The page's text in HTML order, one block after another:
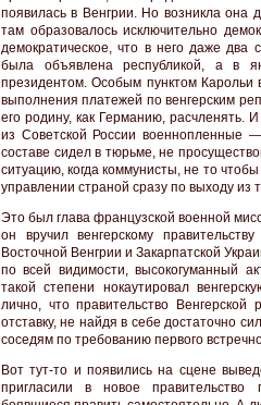
появилась в Венгрии. Но возникла она
там образовалось исключительно
демократическое, что в него даже
была объявлена республикой, а в
президентом. Особым пунктом Карольи
выполнения платежей по венгерским
его родину, как Германию, расчленять.
из Советской России военнопленные
составе сидел в тюрьме, не
ситуацию, когда коммунисты, не то
управлении страной сразу по выходу
Это был глава французской военной
он вручил венгерскому
Восточной Венгрии и Закарпатской
по всей видимости, высокогуманный
такой степени нокаутировал
лично, что правительство
отставку, не найдя в себе достаточно
соседям по требованию первого
Вот тут-то и появились на сцене
пригласили в новое правительство